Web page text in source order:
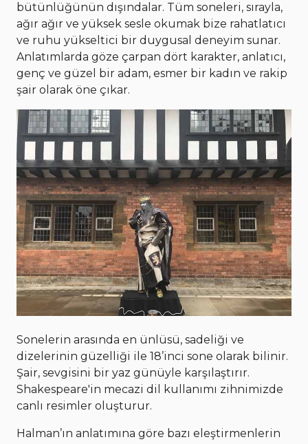
bütünlüğünün dışındalar. Tüm soneleri, sırayla,
ağır ağır ve yüksek sesle okumak bize rahatlatıcı
ve ruhu yükseltici bir duygusal deneyim sunar.
Anlatımlarda göze çarpan dört karakter, anlatıcı,
genç ve güzel bir adam, esmer bir kadın ve rakip
şair olarak öne çıkar.
Sonelerin arasında en ünlüsü, sadeliği ve
dizelerinin güzelliği ile 18’inci sone olarak bilinir.
Şair, sevgisini bir yaz günüyle karşılaştırır.
Shakespeare'in mecazi dil kullanımı zihnimizde
canlı resimler oluşturur.
Halman’ın anlatımına göre bazı eleştirmenlerin